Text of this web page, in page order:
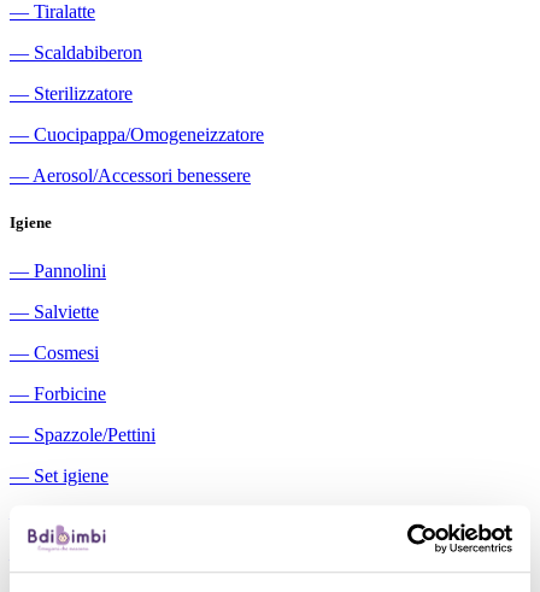
― Tiralatte
― Scaldabiberon
― Sterilizzatore
― Cuocipappa/Omogeneizzatore
― Aerosol/Accessori benessere
Igiene
― Pannolini
― Salviette
― Cosmesi
― Forbicine
― Spazzole/Pettini
― Set igiene
Aspiratori nasali manuali